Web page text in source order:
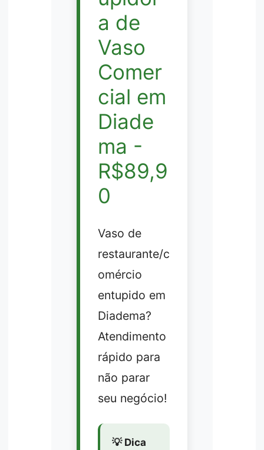
a de
Vaso
Comer
cial em
Diade
ma -
R$89,9
0
Vaso de
restaurante/c
omércio
entupido em
Diadema?
Atendimento
rápido para
não parar
seu negócio!
💡 Dica